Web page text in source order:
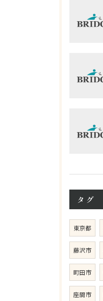
タグ
東京都
藤沢市
町田市
座間市